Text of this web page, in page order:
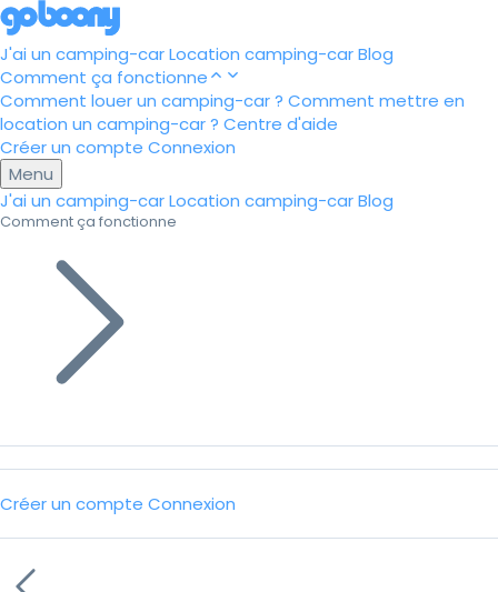
J'ai un camping-carLocation camping-carBlog
Comment ça fonctionne
Comment louer un camping-car ? Comment mettre en
location un camping-car ? Centre d'aide
Créer un compte Connexion
Menu
J'ai un camping-carLocation camping-carBlog
Comment ça fonctionne
Créer un compte Connexion